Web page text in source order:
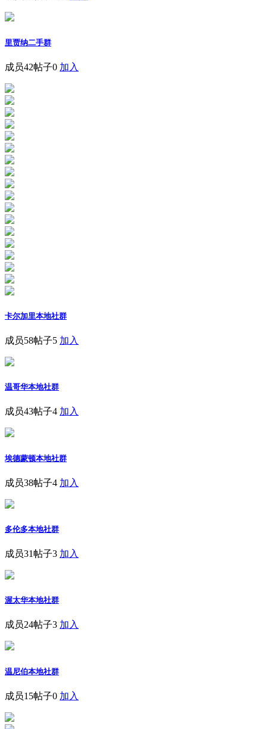
里贾纳二手群
成员42帖子0 加入
卡尔加里本地社群
成员58帖子5 加入
温哥华本地社群
成员43帖子4 加入
埃德蒙顿本地社群
成员38帖子4 加入
多伦多本地社群
成员31帖子3 加入
渥太华本地社群
成员24帖子3 加入
温尼伯本地社群
成员15帖子0 加入